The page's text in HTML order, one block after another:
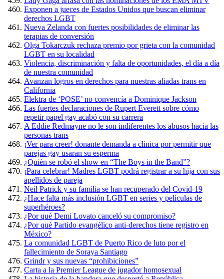
Exponen a jueces de Estados Unidos que buscan eliminar
derechos LGBT
Nueva Zelanda con fuertes posibilidades de eliminar las
terapias de conversión
Olga Tokarczuk rechaza premio por grieta con la comunidad
LGBT en su localidad
Violencia, discriminación y falta de oportunidades, el día a día
de nuestra comunidad
Avanzan logros en derechos para nuestras aliadas trans en
California
Elektra de ‘POSE’ no convencía a Dominique Jackson
Las fuertes declaraciones de Rupert Everett sobre cómo
repetir papel gay acabó con su carrera
A Eddie Redmayne no le son indiferentes los abusos hacia las
personas trans
¡Ver para creer! donante demanda a clínica por permitir que
parejas gay usaran su esperma
¿Quién se robó el show en “The Boys in the Band”?
¡Para celebrar! Madres LGBT podrá registrar a su hija con sus
apellidos de pareja
Neil Patrick y su familia se han recuperado del Covid-19
¿Hace falta más inclusión LGBT en series y películas de
superhéroes?
¿Por qué Demi Lovato canceló su compromiso?
¿Por qué Partido evangélico anti-derechos tiene registro en
México?
La comunidad LGBT de Puerto Rico de luto por el
fallecimiento de Soraya Santiago
Grindr y sus nuevas “prohibiciones”
Carta a la Premier League de jugador homosexual